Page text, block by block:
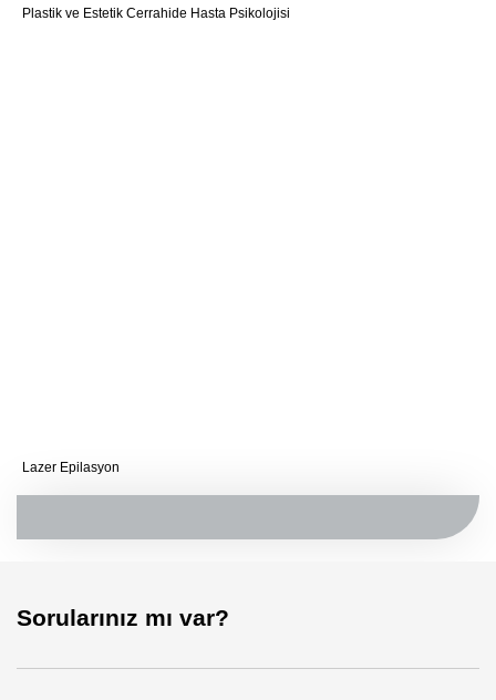
Plastik ve Estetik Cerrahide Hasta Psikolojisi
Lazer Epilasyon
Sorularınız mı var?